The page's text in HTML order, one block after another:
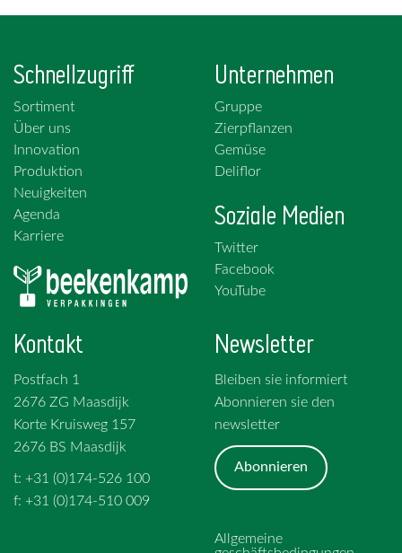
Schnellzugriff
Sortiment
Über uns
Innovation
Produktion
Neuigkeiten
Agenda
Karriere
Unternehmen
Gruppe
Zierpflanzen
Gemüse
Deliflor
Soziale Medien
Twitter
Facebook
YouTube
Kontakt
Postfach 1
2676 ZG Maasdijk
Korte Kruisweg 157
2676 BS Maasdijk
t: +31 (0)174-526 100
f: +31 (0)174-510 009
Newsletter
Bleiben sie informiert
Abonnieren sie den
newsletter
Abonnieren
Allgemeine